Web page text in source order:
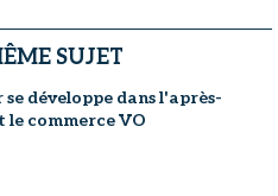
SUJET
se développe dans l'après-
le commerce VO